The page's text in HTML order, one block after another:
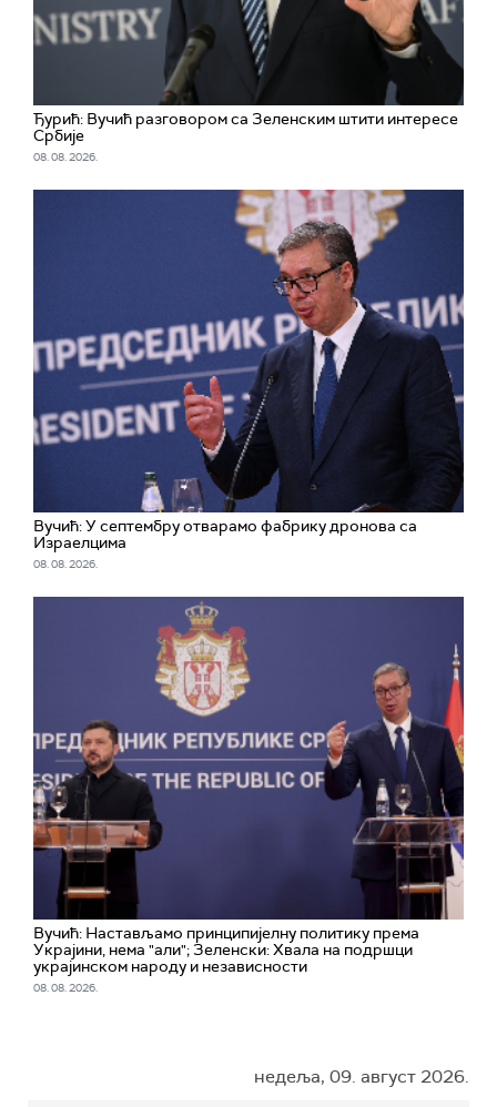
Ђурић: Вучић разговором са Зеленским штити интересе
Србије
08. 08. 2026.
Вучић: У септембру отварамо фабрику дронова са
Израелцима
08. 08. 2026.
Вучић: Настављамо принципијелну политику према
Украјини, нема "али"; Зеленски: Хвала на подршци
украјинском народу и независности
08. 08. 2026.
недеља, 09. август 2026.